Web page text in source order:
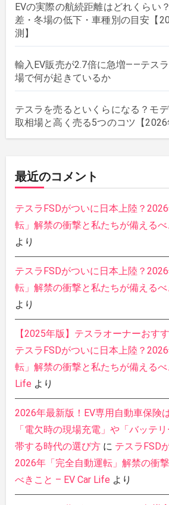
EVの実際の航続距離はどれくらい
差・冬場の低下・車種別の目安【
測】
輸入EV販売が2.7倍に急増——テス
場で何が起きているか
テスラを売るといくらになる？モ
取相場と高く売る5つのコツ【2026
最近のコメント
テスラFSDがついに日本上陸？
転」解禁の衝撃と私たちが備えるべ
より
テスラFSDがついに日本上陸？
転」解禁の衝撃と私たちが備えるべ
より
【2025年版】テスラオーナーおす
テスラFSDがついに日本上陸？
転」解禁の衝撃と私たちが備えるべ
Life より
2026年最新版！EV専用自動車保険
「電欠時の現場充電」や「バッテ
帯する時代の選び方に テスラFSD
2026年「完全自動運転」解禁の衝
べきこと – EV Car Life より